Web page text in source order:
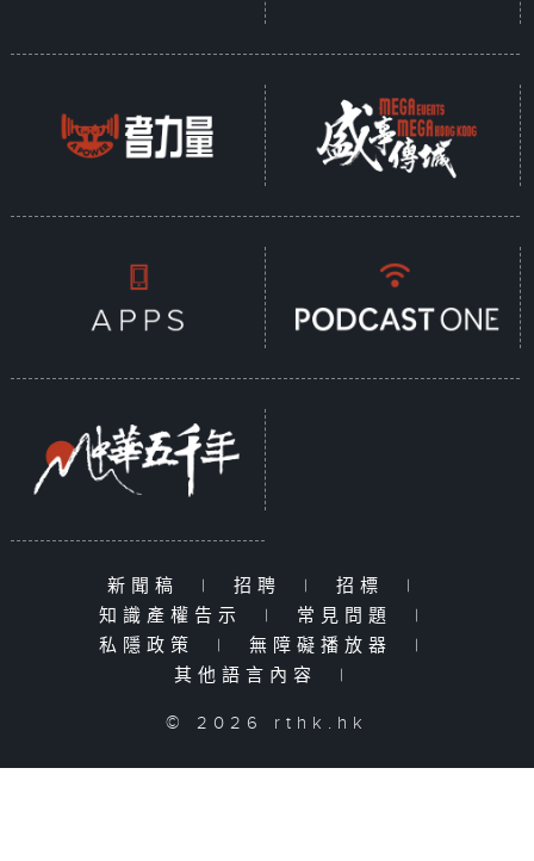
新聞稿 | 招聘 | 招標
|
知識產權告示
| 常見問題
|
私隱政策
| 無障礙播放器
|
其他語言內容
|
© 2026 rthk.hk